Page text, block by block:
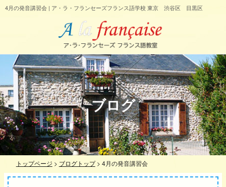
4月の発音講習会 | ア・ラ・フランセーズフランス語学校 東京 渋谷区 目黒区
ブログ
トップページ > ブログトップ> 4月の発音講習会